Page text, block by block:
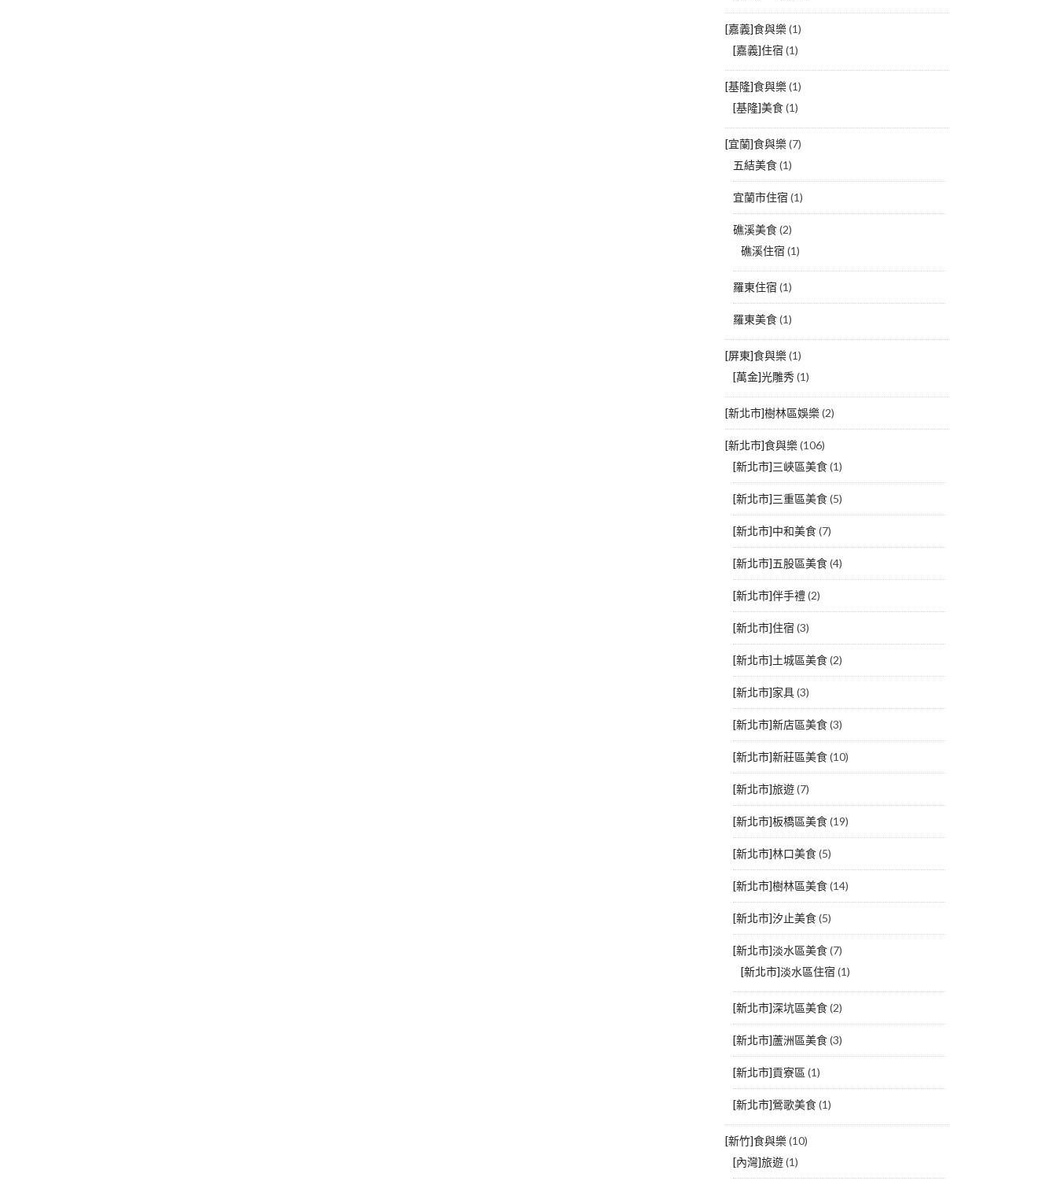
[嘉義]食與樂(1)
[嘉義]住宿 (1)
[基隆]食與樂(1)
[基隆]美食(1)
[宜蘭]食與樂(7)
五結美食(1)
宜蘭市住宿 (1)
礁溪美食(2)
礁溪住宿 (1)
羅東住宿 (1)
羅東美食(1)
[屏東]食與樂(1)
[萬金]光雕秀(1)
[新北市]樹林區娛樂(2)
[新北市]食與樂(106)
[新北市]三峽區美食(1)
[新北市]三重區美食(5)
[新北市]中和美食(7)
[新北市]五股區美食(4)
[新北市]伴手禮(2)
[新北市]住宿 (3)
[新北市]土城區美食(2)
[新北市]家具(3)
[新北市]新店區美食(3)
[新北市]新莊區美食(10)
[新北市]旅遊(7)
[新北市]板橋區美食(19)
[新北市]林口美食(5)
[新北市]樹林區美食(14)
[新北市]汐止美食(5)
[新北市]淡水區美食(7)
[新北市]淡水區住宿 (1)
[新北市]深坑區美食(2)
[新北市]蘆洲區美食(3)
[新北市]貢寮區 (1)
[新北市]鶯歌美食(1)
[新竹]食與樂(10)
[內灣]旅遊(1)